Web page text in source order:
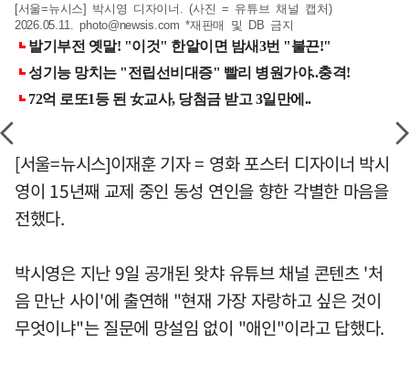
[서울=뉴시스] 박시영 디자이너. (사진 = 유튜브 채널 캡처)
2026.05.11.photo@newsis.com *재판매 및 DB 금지
[서울=뉴시스]이재훈 기자 = 영화 포스터 디자이너 박시
영이 15년째 교제 중인 동성 연인을 향한 각별한 마음을
전했다.
박시영은 지난 9일 공개된 왓챠 유튜브 채널 콘텐츠 '처
음 만난 사이'에 출연해 "현재 가장 자랑하고 싶은 것이
무엇이냐"는 질문에 망설임 없이 "애인"이라고 답했다.